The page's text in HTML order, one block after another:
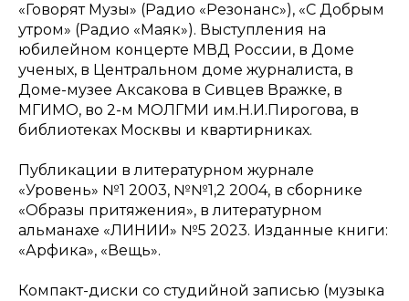
«Говорят Музы» (Радио «Резонанс»), «С Добрым
утром» (Радио «Маяк»). Выступления на
юбилейном концерте МВД России, в Доме
ученых, в Центральном доме журналиста, в
Доме-музее Аксакова в Сивцев Вражке, в
МГИМО, во 2-м МОЛГМИ им.Н.И.Пирогова, в
библиотеках Москвы и квартирниках.
Публикации в литературном журнале
«Уровень» №1 2003, №№1,2 2004, в сборнике
«Образы притяжения», в литературном
альманахе «ЛИНИИ» №5 2023. Изданные книги:
«Арфика», «Вещь».
Компакт-диски со студийной записью (музыка